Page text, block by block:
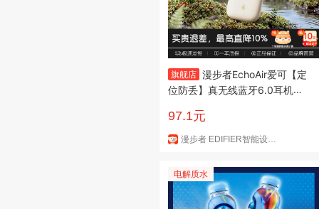
旗舰店 漫步者EchoAir爱可【定
位防丢】真无线蓝牙6.0耳机半
译适用全部手机耳塞机 【定位防
丢失+同声传译】Echo Air云絮
97.1元
漫步者 EDIFIER智能设备旗舰店
电解质水